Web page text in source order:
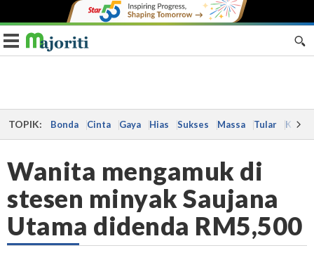
Toggle navigation
TOPIK: Bonda Cinta Gaya Hias Sukses Massa Tular Kes
Wanita mengamuk di
stesen minyak Saujana
Utama didenda RM5,500